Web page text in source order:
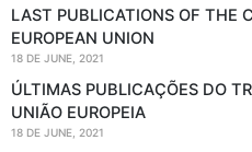
LAST PUBLICATIONS OF THE
EUROPEAN UNION
18 DE JUNE, 2021
ÚLTIMAS PUBLICAÇÕES DO
UNIÃO EUROPEIA
18 DE JUNE, 2021